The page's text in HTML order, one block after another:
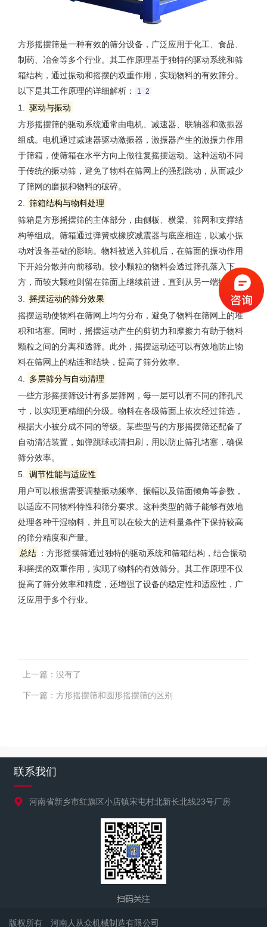
方形摇摆筛是一种有效的筛分设备，广泛应用于化工、食品、
制药、冶金等多个行业。其工作原理基于独特的驱动系统和筛
箱结构，通过振动和摇摆的双重作用，实现物料的有效筛分。
以下是其工作原理的详细解析：‌
1 2
1.
驱动与振动
方形摇摆筛的驱动系统通常由电机、减速器、联轴器和激振器
组成。电机通过减速器驱动激振器，激振器产生的激振力作用
于筛箱，使筛箱在水平方向上做往复摇摆运动。这种运动不同
于传统的振动筛，避免了物料在筛网上的强烈跳动，从而减少
了筛网的磨损和物料的破碎。
2.
筛箱结构与物料处理
筛箱是方形摇摆筛的主体部分，由侧板、横梁、筛网和支撑结
构等组成。筛箱通过弹簧或橡胶减震器与底座相连，以减小振
动对设备基础的影响。物料被送入筛机后，在筛面的振动作用
下开始分散并向前移动。较小颗粒的物料会透过筛孔落入下
方，而较大颗粒则留在筛面上继续前进，直到从另一端排出。
3.
摇摆运动的筛分效果
摇摆运动使物料在筛网上均匀分布，避免了物料在筛网上的堆
积和堵塞。同时，摇摆运动产生的剪切力和摩擦力有助于物料
颗粒之间的分离和透筛。此外，摇摆运动还可以有效地防止物
料在筛网上的粘连和结块，提高了筛分效率。
4.
多层筛分与自动清理
一些方形摇摆筛设计有多层筛网，每一层可以有不同的筛孔尺
寸，以实现更精细的分级。物料在各级筛面上依次经过筛选，
根据大小被分成不同的等级。某些型号的方形摇摆筛还配备了
自动清洁装置，如弹跳球或清扫刷，用以防止筛孔堵塞，确保
筛分效率。
5.
调节性能与适应性
用户可以根据需要调整振动频率、振幅以及筛面倾角等参数，
以适应不同物料特性和筛分要求。这种类型的筛子能够有效地
处理各种干湿物料，并且可以在较大的进料量条件下保持较高
的筛分精度和产量。
总结 ：方形摇摆筛通过独特的驱动系统和筛箱结构，结合振动
和摇摆的双重作用，实现了物料的有效筛分。其工作原理不仅
提高了筛分效率和精度，还增强了设备的稳定性和适应性，广
泛应用于多个行业。
上一篇： 没有了
下一篇： 方形摇摆筛和圆形摇摆筛的区别
联系我们
河南省新乡市红旗区小店镇宋屯村北新长北线23号厂房
版权所有 河南人从众机械制造有限公司